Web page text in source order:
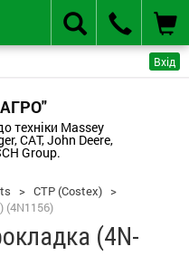
Вхід
техніки Massey
CAT, John Deere,
Group.
> CTP (Costex) >
(4N1156)
(4N-